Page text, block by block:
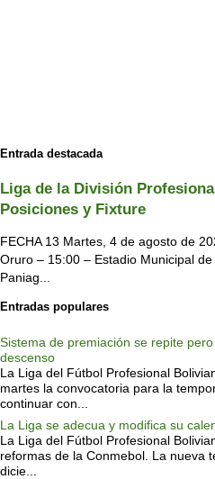
Entrada destacada
Liga de la División
Posiciones y Fixture
FECHA 13 Martes, 4 de agosto de
Oruro – 15:00 – Estadio Municipal
Paniag...
Entradas populares
Sistema de premiación se repite
descenso
La Liga del Fútbol Profesional
martes la convocatoria para la
continuar con...
La Liga se adecua y modifica su
La Liga del Fútbol Profesional
reformas de la Conmebol. La nueva
dicie...